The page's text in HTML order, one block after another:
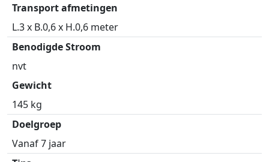
Transport afmetingen
L.3 x B.0,6 x H.0,6 meter
Benodigde Stroom
nvt
Gewicht
145 kg
Doelgroep
Vanaf 7 jaar